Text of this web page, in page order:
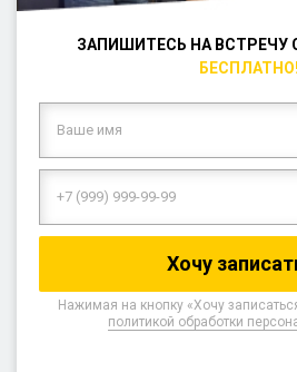
ЗАПИШИТЕСЬ НА ВСТРЕЧУ
БЕСПЛАТНО!
Нажимая на кнопку «Хочу
политикой обработки